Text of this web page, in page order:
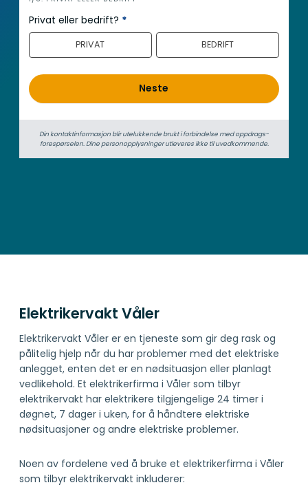
n
n
o
d
Privat eller bedrift? *
PRIVAT BEDRIFT
Neste
Din kontaktinformasjon blir utelukkende brukt i forbindelse med oppdrags­
forespørselen. Dine person­­opplysninger utleveres ikke til uvedkommende.
Elektrikervakt Våler
Elektrikervakt Våler er en tjeneste som gir deg rask og
pålitelig hjelp når du har problemer med det elektriske
anlegget, enten det er en nødsituasjon eller planlagt
vedlikehold. Et elektrikerfirma i Våler som tilbyr
elektrikervakt har elektrikere tilgjengelige 24 timer i
døgnet, 7 dager i uken, for å håndtere elektriske
nødsituasjoner og andre elektriske problemer.
Noen av fordelene ved å bruke et elektrikerfirma i Våler
som tilbyr elektrikervakt inkluderer: